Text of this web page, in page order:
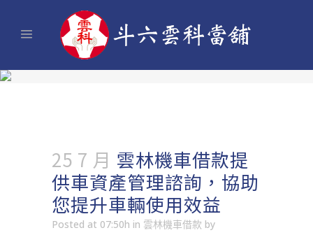
25 7 月 雲林機車借款提
供車資產管理諮詢，協助
您提升車輛使用效益
Posted at 07:50h in 雲林機車借款 by